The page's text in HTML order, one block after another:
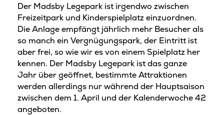
Der Madsby Legepark ist irgendwo zwischen
Freizeitpark und Kinderspielplatz einzuordnen.
Die Anlage empfängt jährlich mehr Besucher als
so manch ein Vergnügungspark, der Eintritt ist
aber frei, so wie wir es von einem Spielplatz her
kennen. Der Madsby Legepark ist das ganze
Jahr über geöffnet, bestimmte Attraktionen
werden allerdings nur während der Hauptsaison
zwischen dem 1. April und der Kalenderwoche 42
angeboten.